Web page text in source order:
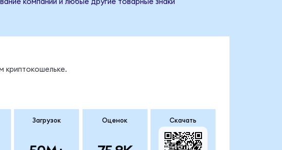
компании и любые другие товарные знаки
криптокошельке.
Загрузок Оценок Скачать